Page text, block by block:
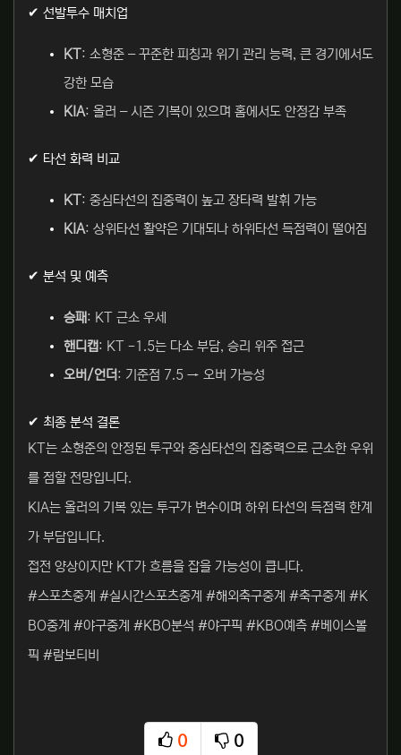
✔ 선발투수 매치업
KT : 소형준 – 꾸준한 피칭과 위기 관리 능력, 큰 경기에서도
강한 모습
KIA: 올러 – 시즌 기복이 있으며 홈에서도 안정감 부족
✔ 타선 화력 비교
KT : 중심타선의 집중력이 높고 장타력 발휘 가능
KIA: 상위타선 활약은 기대되나 하위타선 득점력이 떨어짐
✔ 분석 및 예측
승패: KT 근소 우세
핸디캡: KT -1.5는 다소 부담, 승리 위주 접근
오버/언더: 기준점 7.5 → 오버 가능성
✔ 최종 분석 결론
KT는 소형준의 안정된 투구와 중심타선의 집중력으로 근소한 우위
를 점할 전망입니다.
KIA는 올러의 기복 있는 투구가 변수이며 하위 타선의 득점력 한계
가 부담입니다.
접전 양상이지만 KT가 흐름을 잡을 가능성이 큽니다.
#스포츠중계 #실시간스포츠중계 #해외축구중계 #축구중계 #K
BO중계 #야구중계 #KBO분석 #야구픽 #KBO예측 #베이스볼
픽 #람보티비
0
0